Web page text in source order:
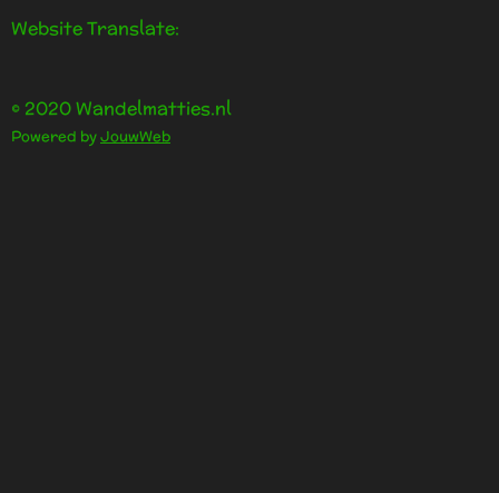
Website Translate:
© 2020 Wandelmatties.nl
Powered byJouwWeb